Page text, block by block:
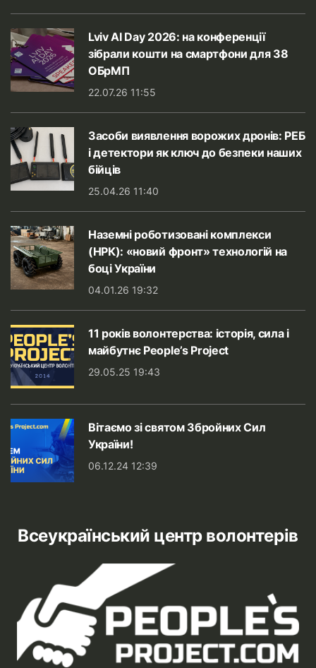
Lviv AI Day 2026: на конференції
зібрали кошти на смартфони для 38
ОБрМП
22.07.26 11:55
Засоби виявлення ворожих дронів: РЕБ
і детектори як ключ до безпеки наших
бійців
25.04.26 11:40
Наземні роботизовані комплекси
(НРК): «новий фронт» технологій на
боці України
04.01.26 19:32
11 років волонтерства: історія, сила і
майбутнє People’s Project
29.05.25 19:43
Вітаємо зі святом Збройних Сил
України!
06.12.24 12:39
Всеукраїнський центр волонтерів